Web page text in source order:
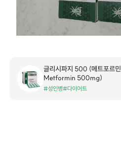
글리시파지 500 (메트포르민
Metformin 500mg)
#성인병#다이어트